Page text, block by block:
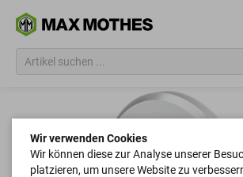
Wir verwenden Cookies
Wir können diese zur Analyse unserer
platzieren, um unsere Website zu